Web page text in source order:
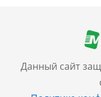
Данный сайт
+7 (499) 705-30-
Санкт-Петербург
+7 (812) 600-77-